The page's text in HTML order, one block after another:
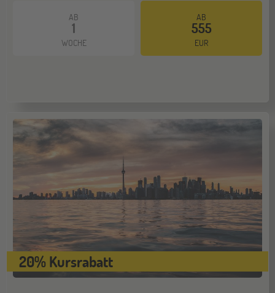
AB
1
WOCHE
AB
555
EUR
20% Kursrabatt